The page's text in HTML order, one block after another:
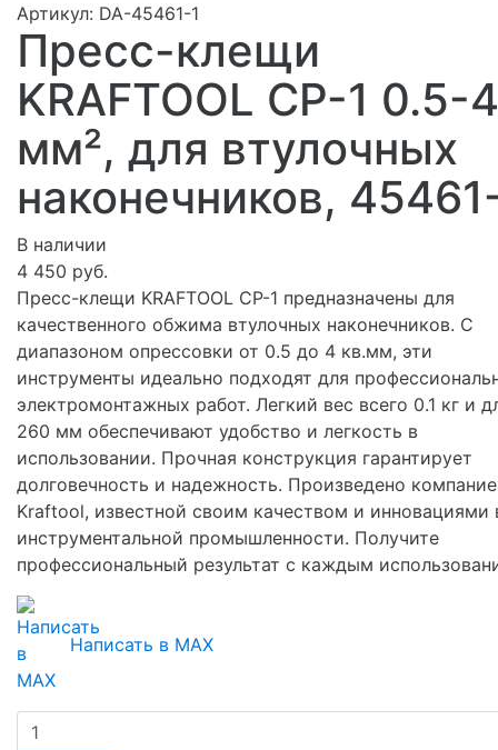
Артикул: DA-45461-1
Пресс-клещи
KRAFTOOL CP-1 0.5-4
мм², для втулочных
наконечников,
В наличии
4 450 руб.
Пресс-клещи KRAFTOOL CP-1 предназначены для
качественного обжима втулочных наконечников. С
диапазоном опрессовки от 0.5 до 4 кв.мм, эти
инструменты идеально подходят для
электромонтажных работ. Легкий вес всего 0.1 кг и
260 мм обеспечивают удобство и легкость в
использовании. Прочная конструкция гарантирует
долговечность и надежность. Произведено
Kraftool, известной своим качеством и инновациями
инструментальной промышленности. Получите
профессиональный результат с каждым
Написать в MAX